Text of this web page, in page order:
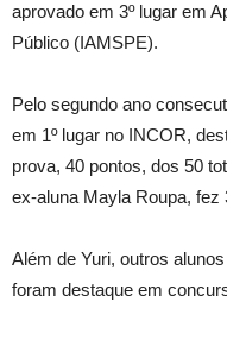
aprovado em 3º lugar em
Público (IAMSPE).
Pelo segundo ano
em 1º lugar no INCOR,
prova, 40 pontos, dos 50
ex-aluna Mayla Roupa, fez
Além de Yuri, outros
foram destaque em